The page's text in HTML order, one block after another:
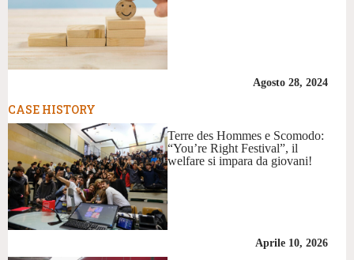
Agosto 28, 2024
CASE HISTORY
Terre des Hommes e Scomodo:
“You’re Right Festival”, il
welfare si impara da giovani!
Aprile 10, 2026